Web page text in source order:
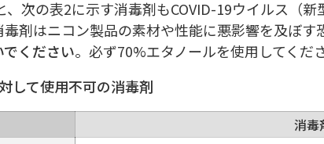
、次の表2に示す消毒剤もCOVID-19ウイルス（
剤はニコン製品の素材や性能に悪影響を及ぼす
ください。必ず70%エタノールを使用してくだ
して使用不可の消毒剤
消毒